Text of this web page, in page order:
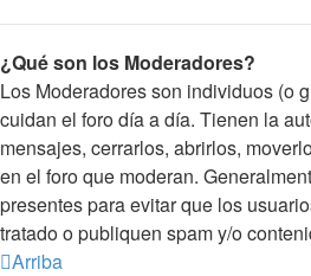
¿Qué son los Moderadores?
Los Moderadores son individuos (o
cuidan el foro día a día. Tienen la
mensajes, cerrarlos, abrirlos,
en el foro que moderan.
presentes para evitar que los
tratado o publiquen spam y/o
Arriba